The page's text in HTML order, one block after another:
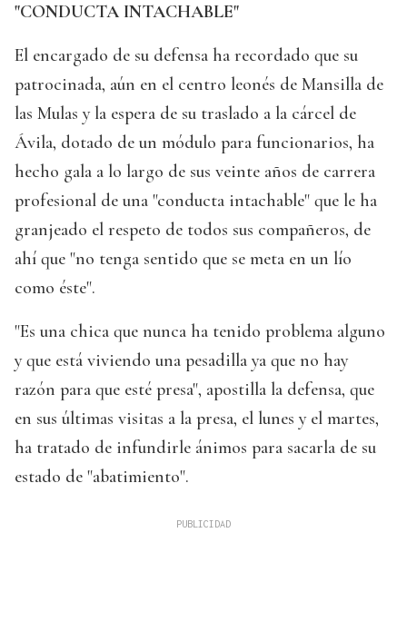
"CONDUCTA INTACHABLE"
El encargado de su defensa ha recordado que su
patrocinada, aún en el centro leonés de Mansilla de
las Mulas y la espera de su traslado a la cárcel de
Ávila, dotado de un módulo para funcionarios, ha
hecho gala a lo largo de sus veinte años de carrera
profesional de una "conducta intachable" que le ha
granjeado el respeto de todos sus compañeros, de
ahí que "no tenga sentido que se meta en un lío
como éste".
"Es una chica que nunca ha tenido problema alguno
y que está viviendo una pesadilla ya que no hay
razón para que esté presa", apostilla la defensa, que
en sus últimas visitas a la presa, el lunes y el martes,
ha tratado de infundirle ánimos para sacarla de su
estado de "abatimiento".